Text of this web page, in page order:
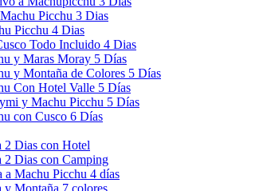
Picchu 3 Dias
Picchu 4 Dias
Todo Incluido 4 Dias
y Maras Moray 5 Días
y Montaña de Colores 5 Días
Con Hotel Valle 5 Días
y Machu Picchu 5 Días
con Cusco 6 Días
2 Dias con Hotel
2 Dias con Camping
a Machu Picchu 4 días
y Montaña 7 colores